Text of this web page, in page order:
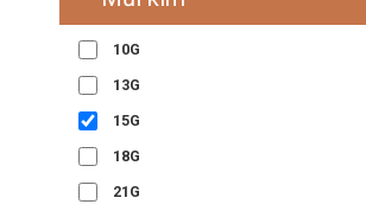
10G
13G
15G
18G
21G